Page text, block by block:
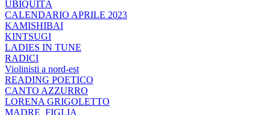
UBIQUITÀ
CALENDARIO APRILE 2023
KAMISHIBAI
KINTSUGI
LADIES IN TUNE
RADICI
Violinisti a nord-est
READING POETICO
CANTO AZZURRO
LORENA GRIGOLETTO
MADRE_FIGLIA